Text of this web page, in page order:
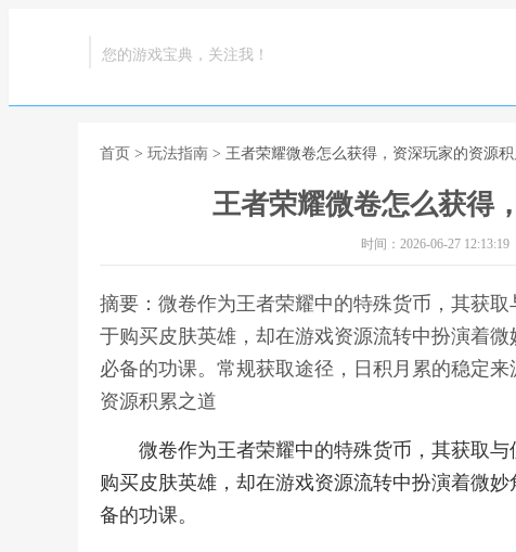
您的游戏宝典，关注我！
首页 > 玩法指南 > 王者荣耀微卷怎么获得，资深玩家的资源
王者荣耀微卷怎么获得
时间：2026-06-27 12:13:19
摘要：微卷作为王者荣耀中的特殊货币，其获
于购买皮肤英雄，却在游戏资源流转中扮演着
必备的功课。常规获取途径，日积月累的稳定
资源积累之道
微卷作为王者荣耀中的特殊货币，其获取
购买皮肤英雄，却在游戏资源流转中扮演着微
备的功课。